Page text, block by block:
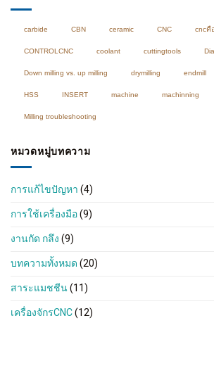
carbide CBN ceramic CNC cncคื
CONTROLCNC coolant cuttingtools
Down milling vs. up milling drymilling endmill
HSS INSERT machine machinning
Milling troubleshooting
หมวดหมู่บทความ
การแก้ไขปัญหา(4)
การใช้เครื่องมือ(9)
งานกัด กลึง(9)
บทความทั้งหมด(20)
สาระแมชชีน(11)
เครื่องจักรCNC(12)